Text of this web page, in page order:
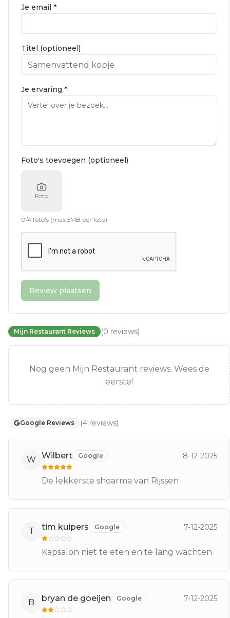
Je email *
Titel (optioneel)
Je ervaring *
Foto's toevoegen (optioneel)
Foto
0/4 foto's (max 5MB per foto)
Review plaatsen
Mijn Restaurant Reviews (0 reviews)
Nog geen Mijn Restaurant reviews. Wees de
eerste!
Google Reviews (4 reviews)
W Wilbert Google 8-12-2025
De lekkerste shoarma van Rijssen
T tim kuipers Google 7-12-2025
Kapsalon niet te eten en te lang wachten
B bryan de goeijen Google 7-12-2025